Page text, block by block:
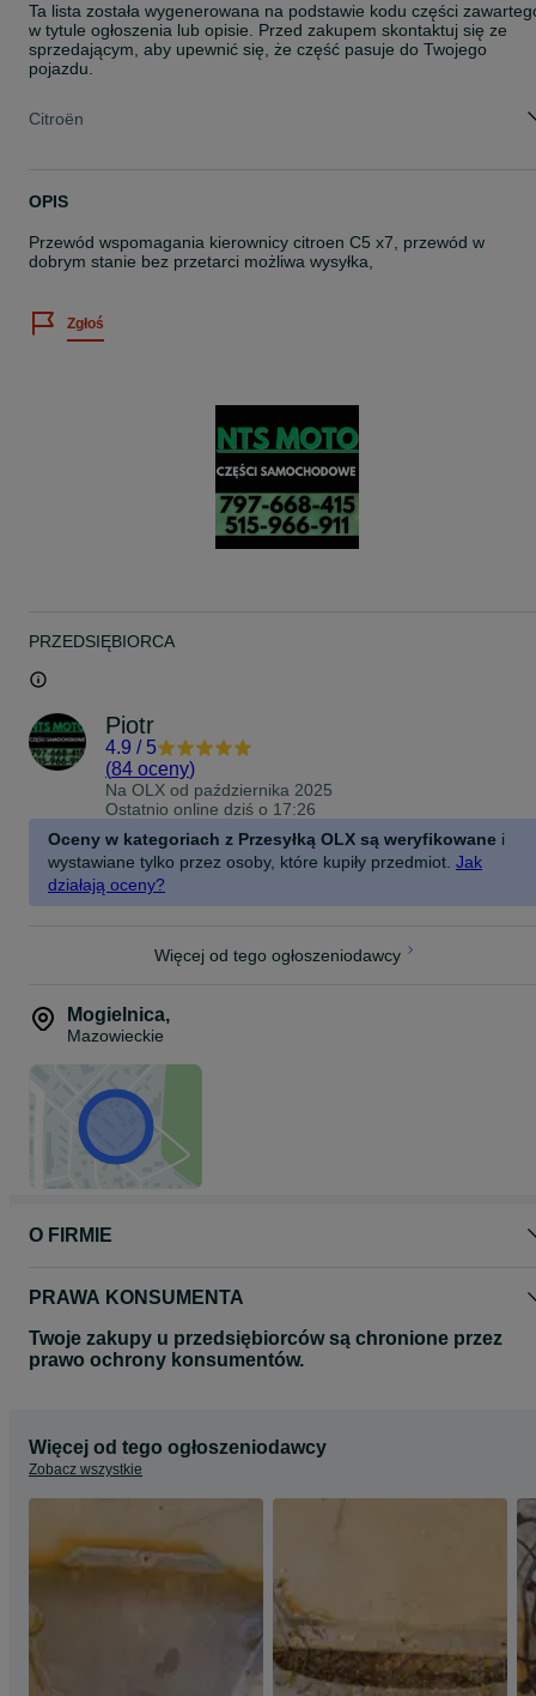
Ta lista została wygenerowana na podstawie kodu części
w tytule ogłoszenia lub opisie. Przed zakupem skontaktuj się ze
sprzedającym, aby upewnić się, że część pasuje do Twojego
pojazdu.
Citroën
OPIS
Przewód wspomagania kierownicy citroen C5 x7, przewód w
dobrym stanie bez przetarci możliwa wysyłka,
Zgłoś
PRZEDSIĘBIORCA
Piotr
4.9 / 5
(84 oceny)
Na OLX od października 2025
Ostatnio online dziś o 17:26
Oceny w kategoriach z Przesyłką OLX są weryfikowane i
wystawiane tylko przez osoby, które kupiły przedmiot. Jak
działają oceny?
Więcej od tego ogłoszeniodawcy
Mogielnica,
Mazowieckie
O FIRMIE
PRAWA KONSUMENTA
Twoje zakupy u przedsiębiorców są chronione przez
prawo ochrony konsumentów.
Więcej od tego ogłoszeniodawcy
Zobacz wszystkie